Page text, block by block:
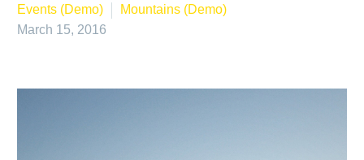
Events (Demo)
Mountains (Demo)
March 15, 2016